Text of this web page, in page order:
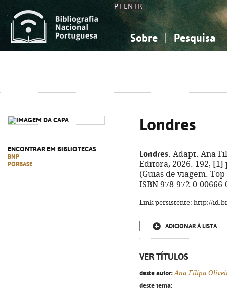
PT EN FR
Sobre Pesquisa
ENCONTRAR EM BIBLIOTECAS
BNP
PORBASE
Londres
Londres. Adapt. Ana
Editora, 2026. 192, [1]
(Guias de viagem.
ISBN 978-972-0-00666-
Link persistente: http://
ADICIONAR À LISTA
VER TÍTULOS
deste autor: Ana Filipa
deste tema: